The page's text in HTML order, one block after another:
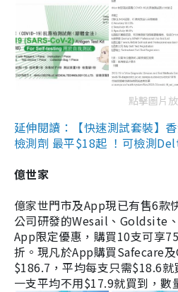
點擊圖片
延伸閱讀：【快速測試套裝】
檢測劑 最平$18起 ！可檢測
億世家
億家世門市及App現已有售6款
公司研發的Wesail、Goldsite
App限定優惠，購買10支可享
折。現凡於App購買Safecare
$186.7，平均每支只需$18.6
一支平均不用$17.9就買到，數